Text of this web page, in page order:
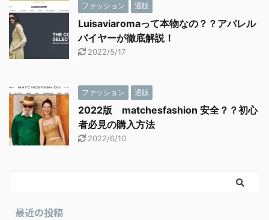
ファッション 通販
Luisaviaromaって本物なの？？アパレル
バイヤーが徹底解説！
2022/5/17
ファッション 通販
2022版 matchesfashion 安全？？初心
者必見の購入方法
2022/6/10
最近の投稿